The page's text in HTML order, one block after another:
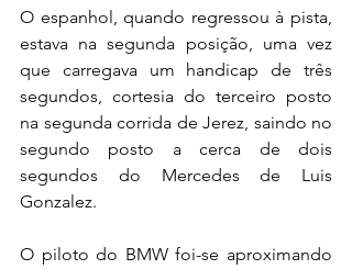
O espanhol, quando regressou à pista,
estava na segunda posição, uma vez
que carregava um handicap de três
segundos, cortesia do terceiro posto
na segunda corrida de Jerez, saindo no
segundo posto a cerca de dois
segundos do Mercedes de Luis
Gonzalez.
O piloto do BMW foi-se aproximando